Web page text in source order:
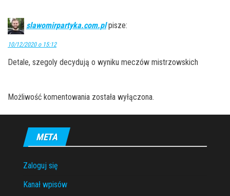
slawomirpartyka.com.pl pisze:
10/12/2020 o 15:12
Detale, szegoly decydują o wyniku meczów mistrzowskich
Możliwość komentowania została wyłączona.
META
Zaloguj się
Kanał wpisów